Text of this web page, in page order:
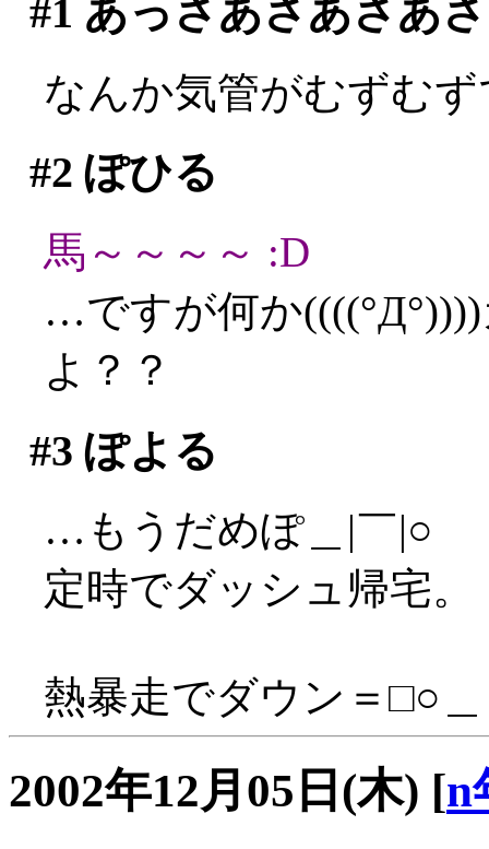
#1 あっさあさあさあ
なんか気管がむずむ
#2 ぽひる
馬～～～～ :D
…ですが何か
よ？？
#3 ぽよる
…もうだめぽ＿|￣|○
定時でダッシュ帰宅。
熱暴走でダウン＝□○＿
2002年12月05日(木) [n